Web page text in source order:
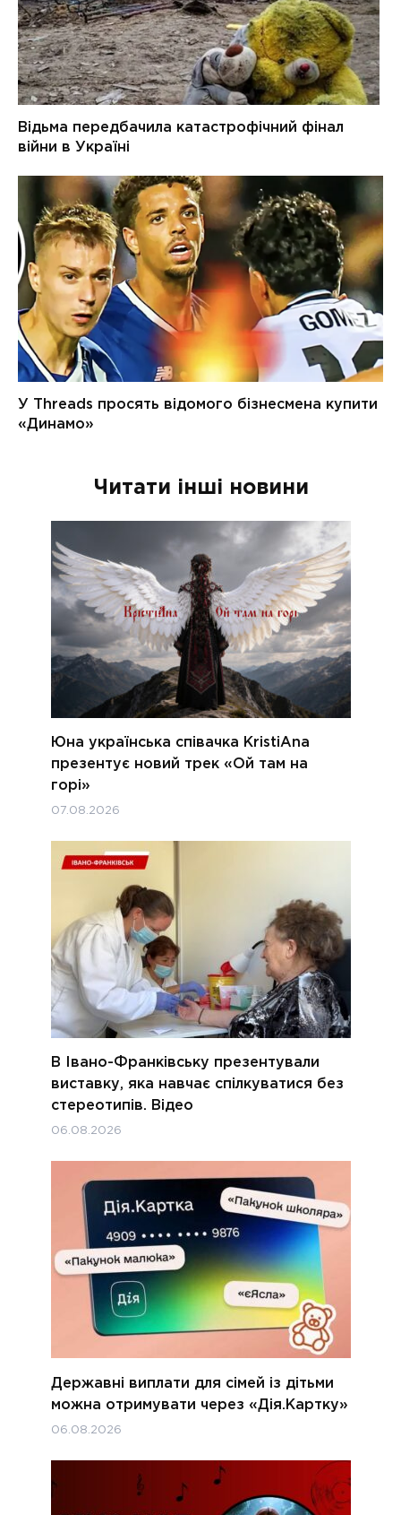
Читати інші новини
Юна українська співачка KristiAna
презентує новий трек «Ой там на
горі»
07.08.2026
В Івано-Франківську презентували
виставку, яка навчає спілкуватися без
стереотипів. Відео
06.08.2026
Державні виплати для сімей із дітьми
можна отримувати через «Дія.Картку»
06.08.2026